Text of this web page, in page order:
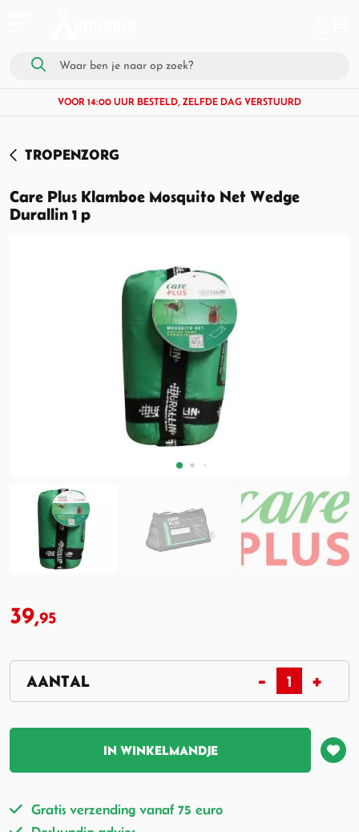
VOOR 14:00 UUR BESTELD, ZELFDE DAG VERSTUURD
TROPENZORG
Care Plus Klamboe Mosquito Net Wedge
Durallin 1 p
39,95
IN WINKELMANDJE
Gratis verzending vanaf 75 euro